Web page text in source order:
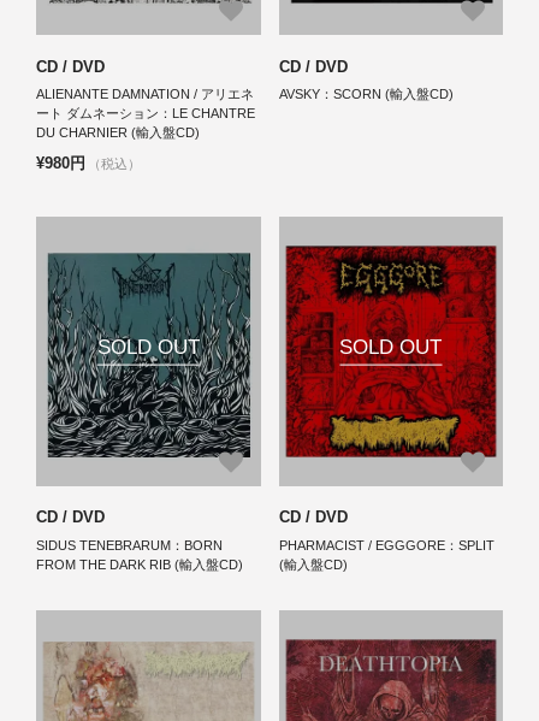
CD / DVD
ALIENANTE DAMNATION / アリエネ
ート ダムネーション：LE CHANTRE
DU CHARNIER (輸入盤CD)
¥980円 （税込）
CD / DVD
AVSKY：SCORN (輸入盤CD)
SOLD OUT
CD / DVD
SIDUS TENEBRARUM：BORN
FROM THE DARK RIB (輸入盤CD)
SOLD OUT
CD / DVD
PHARMACIST / EGGGORE：SPLIT
(輸入盤CD)